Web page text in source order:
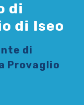
di
di Iseo
di
Provaglio